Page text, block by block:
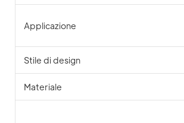
Applicazione
Stile di design
Materiale